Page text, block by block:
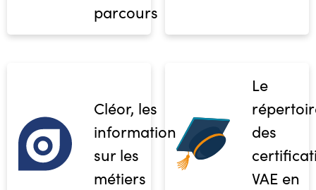
parcours
Cléor, les
informations
sur les
métiers
Le
des
VAE en